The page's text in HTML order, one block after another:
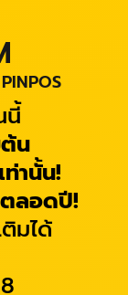
นี้
น
านั้น!
ลอดปี!
มได้